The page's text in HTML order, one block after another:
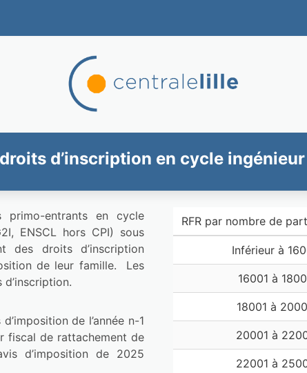
d’inscription en cycle
entrants en cycle
ENSCL hors CPI) sous
des droits d’inscription
de leur famille.  Les
de l’année n-1
fiscal de rattachement de
d’imposition de 2025
RFR par nombre de
Inférieur à
16001 à
18001 à
20001 à
22001 à